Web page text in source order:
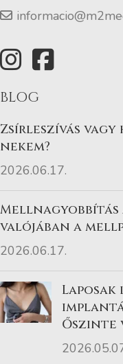
BLOG
Zsírleszívás
nekem?
2026.06.17.
Mellnagyobbítás
valójában a
2026.06.17.
Őszinte